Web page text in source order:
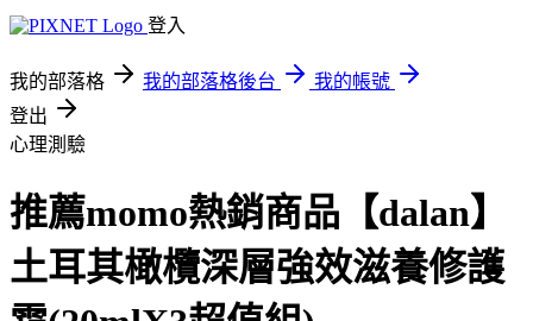
登入
我的部落格 我的部落格後台
我的帳號
登出
心理測驗
推薦momo熱銷商品【dalan】
土耳其橄欖深層強效滋養修護